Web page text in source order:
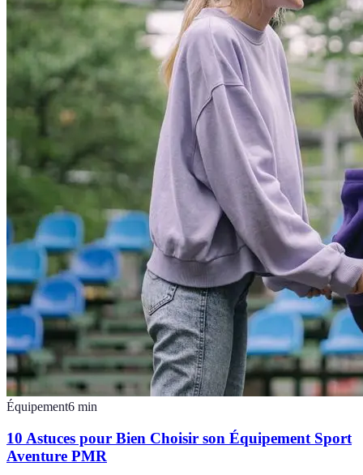
Équipement6 min
10 Astuces pour Bien Choisir son Équipement Sport
Aventure PMR